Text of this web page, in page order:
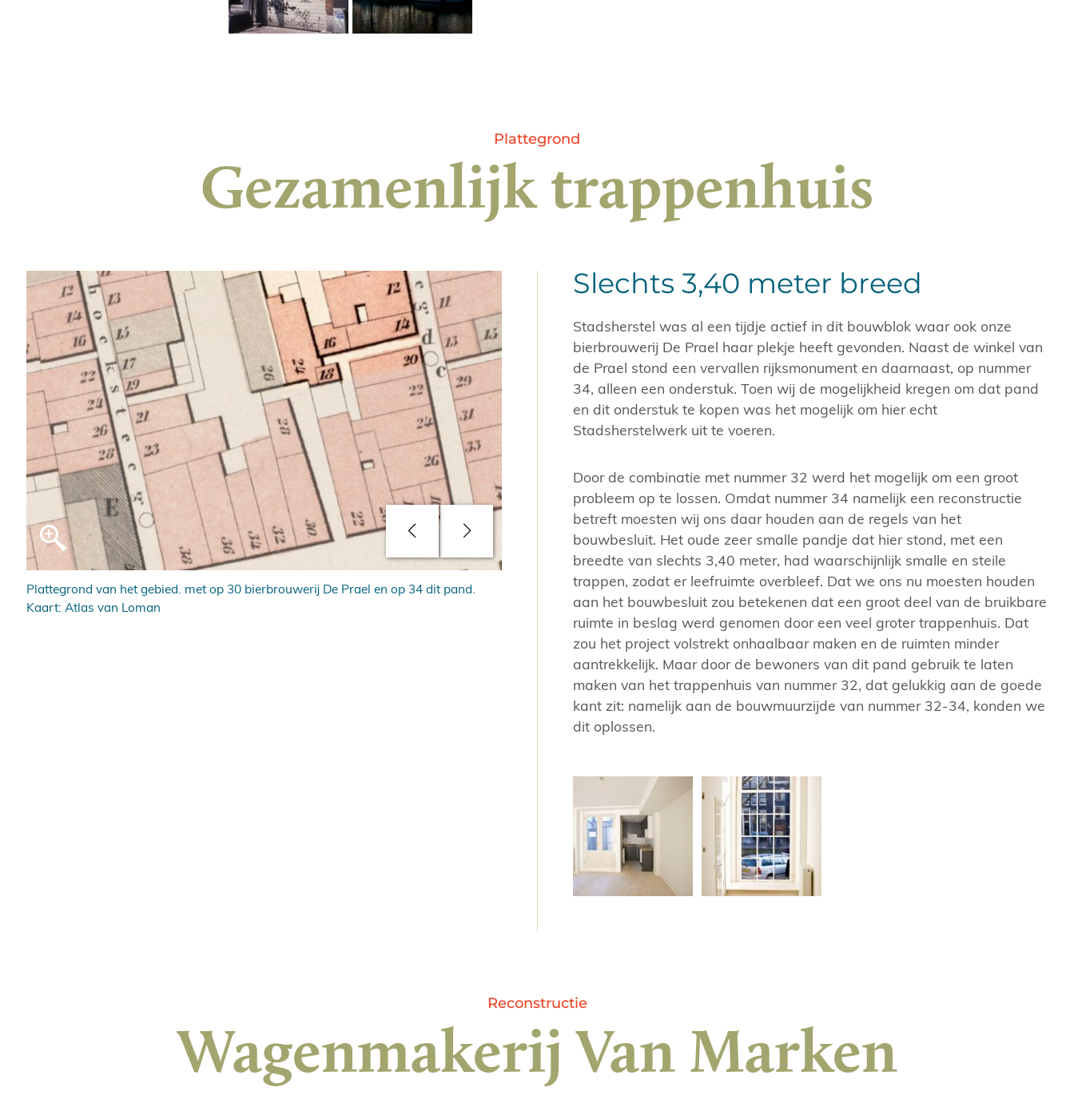
Plattegrond
Gezamenlijk trappenhuis
Plattegrond van het gebied. met op 30 bierbrouwerij De Prael en op 34 dit pand.
Kaart: Atlas van Loman
Breedte van het pandje aan de achterzijde. Foto: Thomas Slijper De bel-etage is
Slechts 3,40 meter breed
Stadsherstel was al een tijdje actief in dit bouwblok waar ook onze
bierbrouwerij De Prael haar plekje heeft gevonden. Naast de winkel van
de Prael stond een vervallen rijksmonument en daarnaast, op nummer
34, alleen een onderstuk. Toen wij de mogelijkheid kregen om dat pand
en dit onderstuk te kopen was het mogelijk om hier echt
Stadsherstelwerk uit te voeren.
Door de combinatie met nummer 32 werd het mogelijk om een groot
probleem op te lossen. Omdat nummer 34 namelijk een reconstructie
betreft moesten wij ons daar houden aan de regels van het
bouwbesluit. Het oude zeer smalle pandje dat hier stond, met een
breedte van slechts 3,40 meter, had waarschijnlijk smalle en steile
trappen, zodat er leefruimte overbleef. Dat we ons nu moesten houden
aan het bouwbesluit zou betekenen dat een groot deel van de bruikbare
ruimte in beslag werd genomen door een veel groter trappenhuis. Dat
zou het project volstrekt onhaalbaar maken en de ruimten minder
aantrekkelijk. Maar door de bewoners van dit pand gebruik te laten
maken van het trappenhuis van nummer 32, dat gelukkig aan de goede
kant zit: namelijk aan de bouwmuurzijde van nummer 32-34, konden we
dit oplossen.
Reconstructie
Wagenmakerij Van Marken